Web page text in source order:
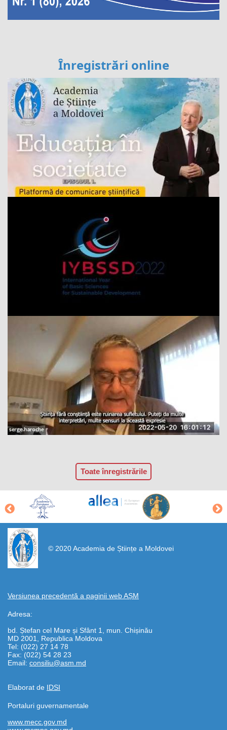
Înregistrări online
Toate înregistrările
© 2020 Academia de Științe a Moldovei
Versiunea precedentă a paginii web AȘM
Adresa:
bd. Ștefan cel Mare și Sfânt 1, mun. Chișinău
MD 2001, Republica Moldova
Tel: (022) 27 14 78
Fax: (022) 54 28 23
Email: consiliu@asm.md
Elaborat de IDSI
https://propletenie.ru/
Portaluri guvernamentale
www.mecc.gov.md